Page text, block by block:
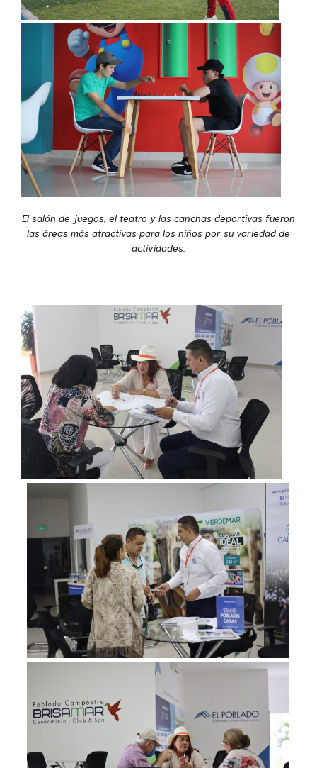
El salón de juegos, el teatro y las canchas deportivas fueron
las áreas más atractivas para los niños por su variedad de
actividades.